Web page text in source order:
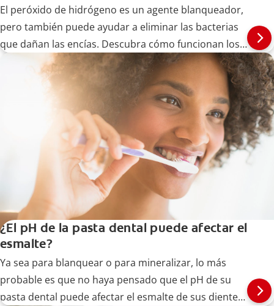
El peróxido de hidrógeno es un agente blanqueador,
pero también puede ayudar a eliminar las bacterias
que dañan las encías. Descubra cómo funcionan los
tratamientos de encías con peróxido de hidrógeno
¿El pH de la pasta dental puede afectar el
esmalte?
Ya sea para blanquear o para mineralizar, lo más
probable es que no haya pensado que el pH de su
pasta dental puede afectar el esmalte de sus dientes.